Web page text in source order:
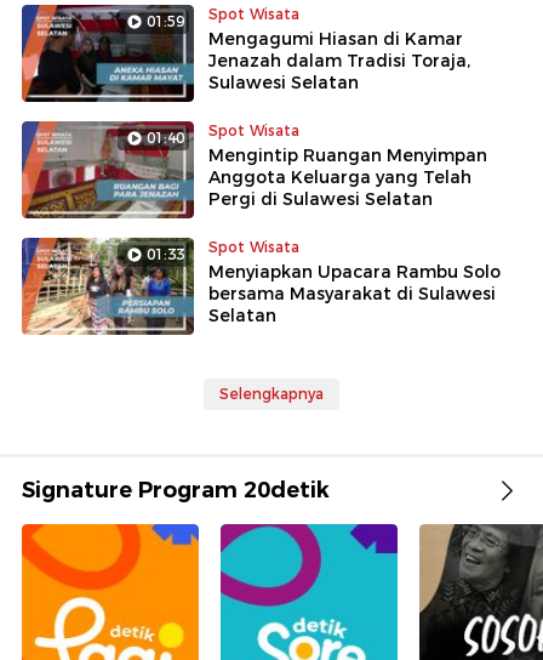
01:59 Spot Wisata
Mengagumi Hiasan di Kamar
Jenazah dalam Tradisi Toraja,
Sulawesi Selatan
01:40 Spot Wisata
Mengintip Ruangan Menyimpan
Anggota Keluarga yang Telah
Pergi di Sulawesi Selatan
01:33 Spot Wisata
Menyiapkan Upacara Rambu Solo
bersama Masyarakat di Sulawesi
Selatan
Selengkapnya
Signature Program 20detik